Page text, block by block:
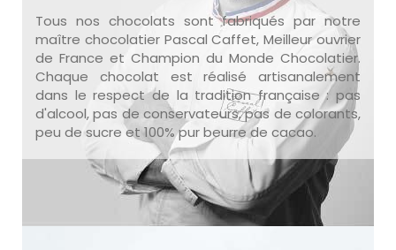
Tous nos chocolats sont fabriqués par notre
maître chocolatier Pascal Caffet, Meilleur ouvrier
de France et Champion du Monde Chocolatier.
Chaque chocolat est réalisé artisanalement
dans le respect de la tradition française : pas
d'alcool, pas de conservateurs, pas de colorants,
peu de sucre et 100% pur beurre de cacao.